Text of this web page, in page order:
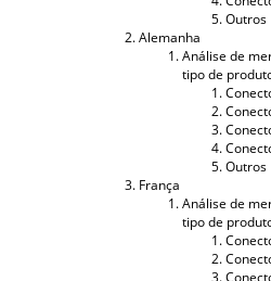
Outros
Alemanha
Análise de
tipo de
Outros
França
Análise de
tipo de